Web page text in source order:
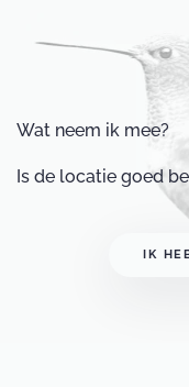
Wat neem ik mee?
Is de locatie goed
IK